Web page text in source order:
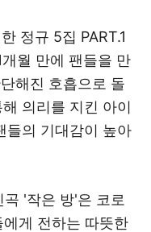
정규 5집 PART.1
월 만에 팬들을 만
해진 호흡으로 돌
의리를 지킨 아이
들의 기대감이 높아
'작은 방'은 코로
게 전하는 따뜻한